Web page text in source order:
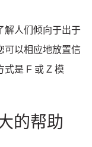
解人们倾向于出于
可以相应地放置信
式是 F 或 Z 模
的帮助